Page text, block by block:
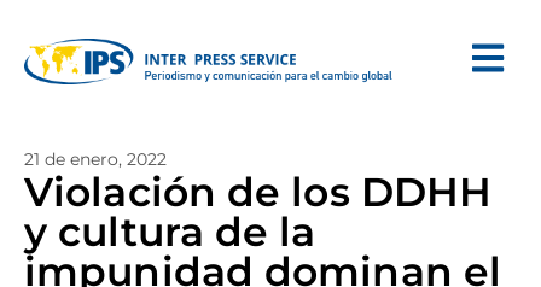
21 de enero, 2022
Violación de los DDHH
y cultura de la
impunidad dominan el